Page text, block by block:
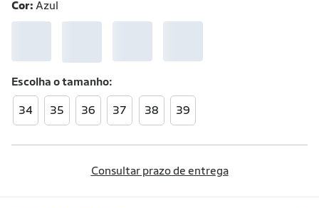
Cor: Azul
Escolha otamanho
34 35 36 37 38 39
Consultar prazo de entrega